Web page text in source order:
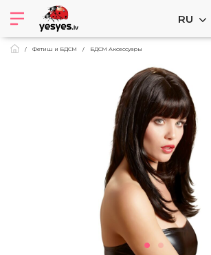
RU
Фетиш и БДСМ БДСМ Аксессуары